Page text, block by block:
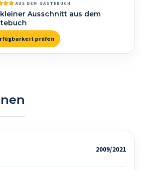
AUS DEM GÄSTEBUCH
Ausschnitt aus dem
prüfen
2009/2021